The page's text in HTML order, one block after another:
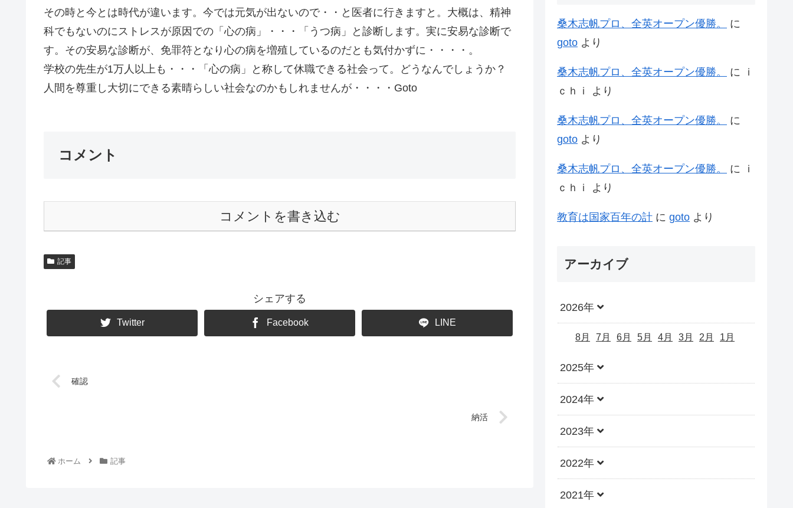
その時と今とは時代が違います。今では元気が出ないので・・と医者に行きますと。大概は、精神
科でもないのにストレスが原因での「心の病」・・・「うつ病」と診断します。実に安易な診断で
す。その安易な診断が、免罪符となり心の病を増殖しているのだとも気付かずに・・・・。
学校の先生が1万人以上も・・・「心の病」と称して休職できる社会って。どうなんでしょうか？
人間を尊重し大切にできる素晴らしい社会なのかもしれませんが・・・・Goto
コメント
コメントを書き込む
記事
シェアする
Twitter Facebook LINE
確認
納活
ホーム 記事
桑木志帆プロ、全英オープン優勝。
に
goto より
桑木志帆プロ、全英オープン優勝。 に
ｉ
ｃｈｉ
より
桑木志帆プロ、全英オープン優勝。
に
goto より
桑木志帆プロ、全英オープン優勝。 に
ｉ
ｃｈｉ
より
教育は国家百年の計 に goto より
アーカイブ
2026年
8月 7月 6月 5月 4月 3月 2月 1月
2025年
2024年
2023年
2022年
2021年